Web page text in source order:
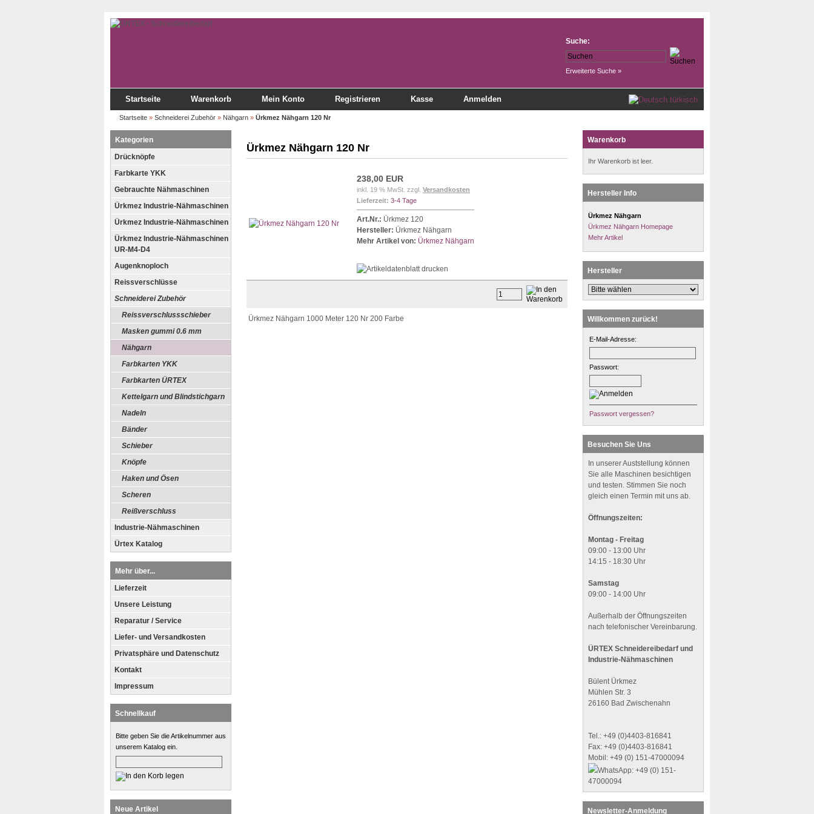
Suche:
Erweiterte Suche »
Startseite Warenkorb Mein Konto Registrieren Kasse Anmelden türkisch
Startseite » Schneiderei Zubehör » Nähgarn » Ürkmez Nähgarn 120 Nr
Kategorien
Drücknöpfe
Farbkarte YKK
Gebrauchte Nähmaschinen
Ürkmez Industrie-Nähmaschinen
Ürkmez Industrie-Nähmaschinen
Ürkmez Industrie-Nähmaschinen
UR-M4-D4
Augenknoploch
Reissverschlüsse
Schneiderei Zubehör
Reissverschlussschieber
Masken gummi 0.6 mm
Nähgarn
Farbkarten YKK
Farbkarten ÜRTEX
Kettelgarn und Blindstichgarn
Nadeln
Bänder
Schieber
Knöpfe
Haken und Ösen
Scheren
Reißverschluss
Industrie-Nähmaschinen
Ürtex Katalog
Mehr über...
Lieferzeit
Unsere Leistung
Reparatur / Service
Liefer- und Versandkosten
Privatsphäre und Datenschutz
Kontakt
Impressum
Schnellkauf
Bitte geben Sie die Artikelnummer aus
unserem Katalog ein.
Neue Artikel
Ürkmez Nähgarn 120 Nr
238,00 EUR
inkl. 19 % MwSt. zzgl. Versandkosten
Lieferzeit: 3-4 Tage
Art.Nr.: Ürkmez 120
Hersteller: Ürkmez Nähgarn
Mehr Artikel von: Ürkmez Nähgarn
Ürkmez Nähgarn 1000 Meter 120 Nr 200 Farbe
Warenkorb
Ihr Warenkorb ist leer.
Hersteller Info
Ürkmez Nähgarn
Ürkmez Nähgarn Homepage
Mehr Artikel
Hersteller
Willkommen zurück!
E-Mail-Adresse:
Passwort:
Passwort vergessen?
Besuchen Sie Uns
In unserer Auststellung können
Sie alle Maschinen besichtigen
und testen. Stimmen Sie noch
gleich einen Termin mit uns ab.
Öffnungszeiten:
Montag - Freitag
09:00 - 13:00 Uhr
14:15 - 18:30 Uhr
Samstag
09:00 - 14:00 Uhr
Außerhalb der Öffnungszeiten
nach telefonischer Vereinbarung.
ÜRTEX Schneidereibedarf und
Industrie-Nähmaschinen
Bülent Ürkmez
Mühlen Str. 3
26160 Bad Zwischenahn
Tel.: +49 (0)4403-816841
Fax: +49 (0)4403-816841
Mobil: +49 (0) 151-47000094
WhatsApp: +49 (0) 151-
47000094
Newsletter-Anmeldung